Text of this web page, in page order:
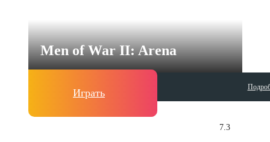
Men of War II: Arena
Играть
7.3